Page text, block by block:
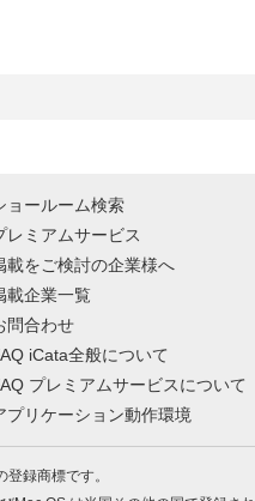
ョールーム検索
レミアムサービス
載をご検討の企業様へ
載企業一覧
問合わせ
iCata全般について
プレミアムサービスについて
プリケーション動作環境
録商標です。